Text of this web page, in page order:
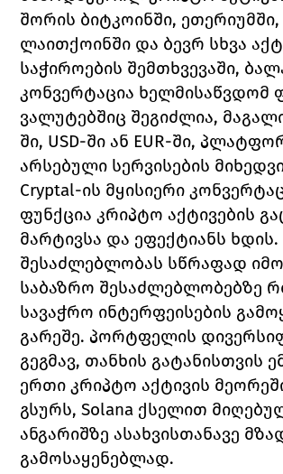
შორის ბიტკოინში, ეთერიუმში,
ლაითქოინში და ბევრ სხვა
საჭიროების შემთხვევაში,
კონვერტაცია ხელმისაწვდომ
ვალუტებშიც შეგიძლია,
ში, USD-ში ან EUR-ში,
არსებული სერვისების
Cryptal-ის მყისიერი
ფუნქცია კრიპტო აქტივების
მარტივსა და ეფექტიანს ხდის.
შესაძლებლობას სწრაფად
საბაზრო შესაძლებლობებზე
სავაჭრო ინტერფეისების
გარეშე. პორტფელის
გეგმავ, თანხის გატანისთვის
ერთი კრიპტო აქტივის
გსურს, Solana ქსელით
ანგარიშზე ასახვისთანავე
გამოსაყენებლად.